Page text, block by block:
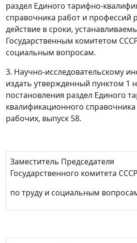
раздел Единого тарифно-
справочника работ и профессий
действие в сроки,
Государственным комитетом
социальным вопросам.
3. Научно-исследовательскому
издать утвержденный пунктом 1
постановления раздел Единого
квалификационного
рабочих, выпуск 58.
Заместитель Председателя
Государственного комитета СССР
по труду и социальным